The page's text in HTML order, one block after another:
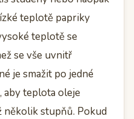
teplotě papriky
teplotě se
se vše uvnitř
je smažit po jedné
aby teplota oleje
několik stupňů. Pokud